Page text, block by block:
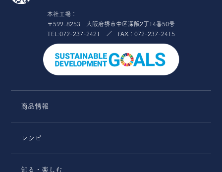
本社工場：
〒599-8253 大阪府堺市中区深阪2丁14番50号
TEL:072-237-2421 ／ FAX：072-237-2415
商品情報
レシピ
知る・楽しむ